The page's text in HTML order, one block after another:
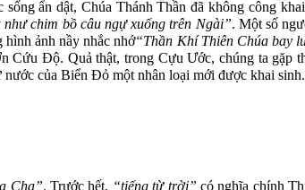
ẩn dật, Chúa Thánh Thần đã không công
như chim bồ câu ngự xuống trên Ngài”. Một số
ảnh nầy nhắc nhớ“Thần Khí Thiên Chúa bay
Độ. Quả thật, trong Cựu Ước, chúng ta gặp
của Biển Đỏ một nhân loại mới được khai
Cha”. Trước hết, “tiếng từ trời” có nghĩa chính